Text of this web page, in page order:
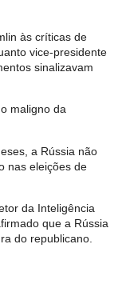
às críticas de
vice-presidente
sinalizavam
maligno da
a Rússia não
nas eleições de
da Inteligência
que a Rússia
do republicano.